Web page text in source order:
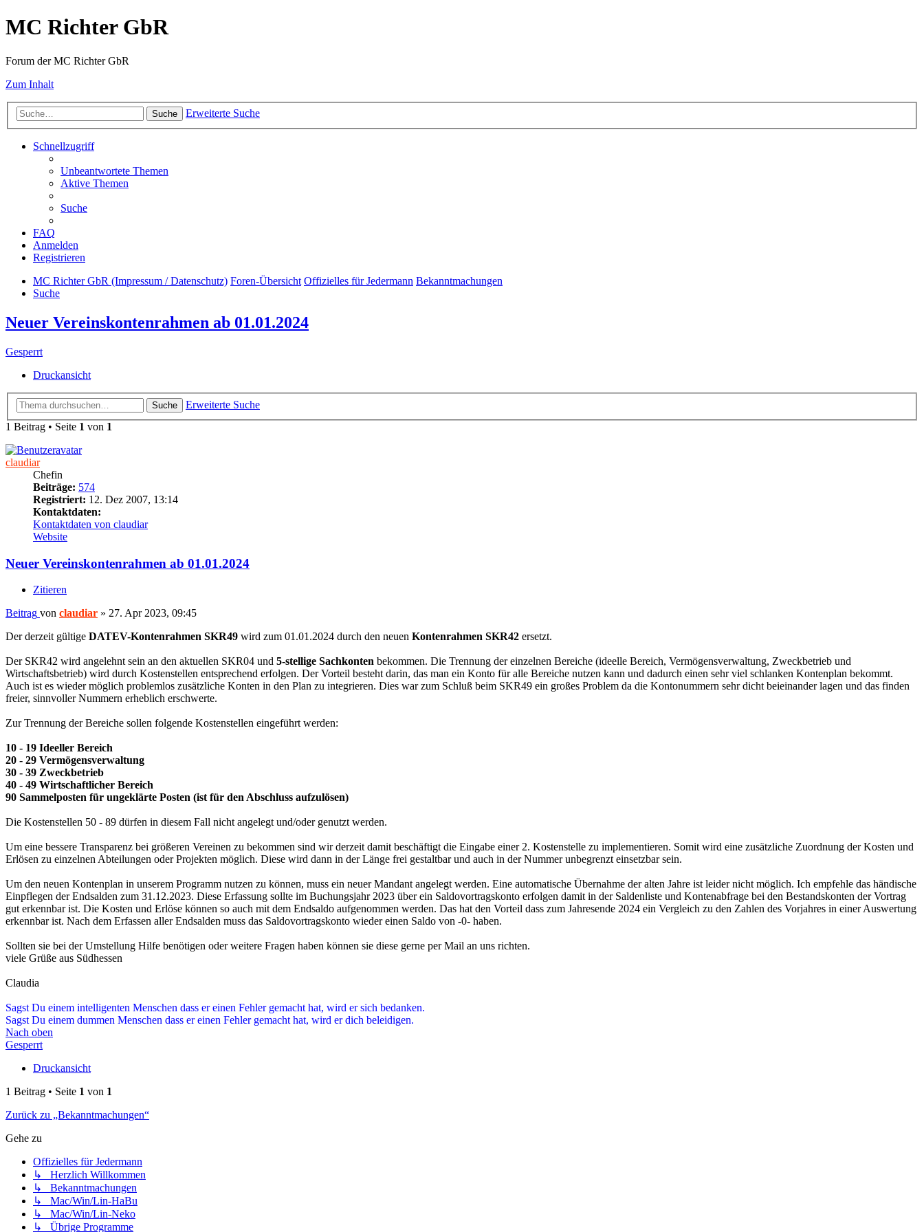
MC Richter GbR
Forum der MC Richter GbR
Zum Inhalt
Suche Erweiterte Suche
Schnellzugriff
Unbeantwortete Themen
Aktive Themen
Suche
FAQ
Anmelden
Registrieren
MC Richter GbR (Impressum / Datenschutz) Foren-Übersicht Offizielles für Jedermann Bekanntmachungen
Suche
Neuer Vereinskontenrahmen ab 01.01.2024
Gesperrt
Druckansicht
Suche
Erweiterte Suche
1 Beitrag • Seite 1 von 1
claudiar
Chefin
Beiträge: 574
Registriert: 12. Dez 2007, 13:14
Kontaktdaten:
Kontaktdaten von claudiar
Website
Neuer Vereinskontenrahmen ab 01.01.2024
Zitieren
Beitrag von claudiar » 27. Apr 2023, 09:45
Der derzeit gültige DATEV-Kontenrahmen SKR49 wird zum 01.01.2024 durch den neuen Kontenrahmen SKR42 ersetzt.
Der SKR42 wird angelehnt sein an den aktuellen SKR04 und 5-stellige Sachkonten bekommen. Die Trennung der einzelnen Bereiche (ideelle Bereich, Vermögensverwaltung, Zweckbetrieb und
Wirtschaftsbetrieb) wird durch Kostenstellen entsprechend erfolgen. Der Vorteil besteht darin, das man ein Konto für alle Bereiche nutzen kann und dadurch einen sehr viel schlanken Kontenplan bekommt.
Auch ist es wieder möglich problemlos zusätzliche Konten in den Plan zu integrieren. Dies war zum Schluß beim SKR49 ein großes Problem da die Kontonummern sehr dicht beieinander lagen und das finden
freier, sinnvoller Nummern erheblich erschwerte.
Zur Trennung der Bereiche sollen folgende Kostenstellen eingeführt werden:
10 - 19 Ideeller Bereich
20 - 29 Vermögensverwaltung
30 - 39 Zweckbetrieb
40 - 49 Wirtschaftlicher Bereich
90 Sammelposten für ungeklärte Posten (ist für den Abschluss aufzulösen)
Die Kostenstellen 50 - 89 dürfen in diesem Fall nicht angelegt und/oder genutzt werden.
Um eine bessere Transparenz bei größeren Vereinen zu bekommen sind wir derzeit damit beschäftigt die Eingabe einer 2. Kostenstelle zu implementieren. Somit wird eine zusätzliche Zuordnung der Kosten und
Erlösen zu einzelnen Abteilungen oder Projekten möglich. Diese wird dann in der Länge frei gestaltbar und auch in der Nummer unbegrenzt einsetzbar sein.
Um den neuen Kontenplan in unserem Programm nutzen zu können, muss ein neuer Mandant angelegt werden. Eine automatische Übernahme der alten Jahre ist leider nicht möglich. Ich empfehle das händische
Einpflegen der Endsalden zum 31.12.2023. Diese Erfassung sollte im Buchungsjahr 2023 über ein Saldovortragskonto erfolgen damit in der Saldenliste und Kontenabfrage bei den Bestandskonten der Vortrag
gut erkennbar ist. Die Kosten und Erlöse können so auch mit dem Endsaldo aufgenommen werden. Das hat den Vorteil dass zum Jahresende 2024 ein Vergleich zu den Zahlen des Vorjahres in einer Auswertung
erkennbar ist. Nach dem Erfassen aller Endsalden muss das Saldovortragskonto wieder einen Saldo von -0- haben.
Sollten sie bei der Umstellung Hilfe benötigen oder weitere Fragen haben können sie diese gerne per Mail an uns richten.
viele Grüße aus Südhessen
Claudia
Sagst Du einem intelligenten Menschen dass er einen Fehler gemacht hat, wird er sich bedanken.
Sagst Du einem dummen Menschen dass er einen Fehler gemacht hat, wird er dich beleidigen.
Nach oben
Gesperrt
Druckansicht
1 Beitrag • Seite 1 von 1
Zurück zu „Bekanntmachungen“
Gehe zu
Offizielles für Jedermann
↳ Herzlich Willkommen
↳ Bekanntmachungen
↳ Mac/Win/Lin-HaBu
↳ Mac/Win/Lin-Neko
↳ Übrige Programme